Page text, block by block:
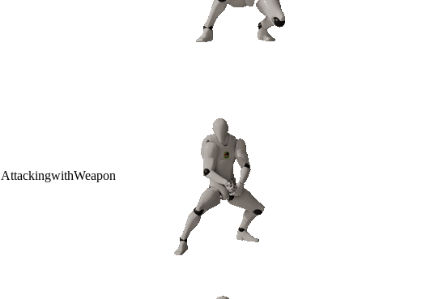
AttackingwithWeapon